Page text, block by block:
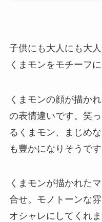
子供にも大人にも大
くまモンをモチーフ
くまモンの顔が描か
の表情違いです。笑
るくまモン、まじめ
も豊かになりそうです
くまモンが描かれた
合せ。モノトーンな
オシャレにしてくれ